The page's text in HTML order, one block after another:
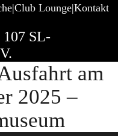
Club Lounge Kontakt
107 SL-
am
2025 –